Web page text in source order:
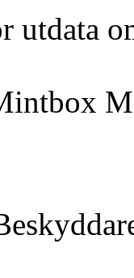
utdata